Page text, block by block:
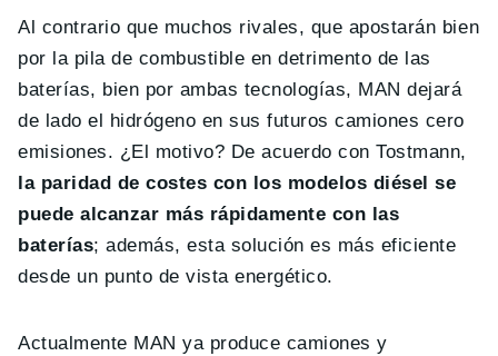
Al contrario que muchos rivales, que apostarán bien
por la pila de combustible en detrimento de las
baterías, bien por ambas tecnologías, MAN dejará
de lado el hidrógeno en sus futuros camiones cero
emisiones. ¿El motivo? De acuerdo con Tostmann,
la paridad de costes con los modelos diésel se
puede alcanzar más rápidamente con las
baterías; además, esta solución es más eficiente
desde un punto de vista energético.
Actualmente MAN ya produce camiones y